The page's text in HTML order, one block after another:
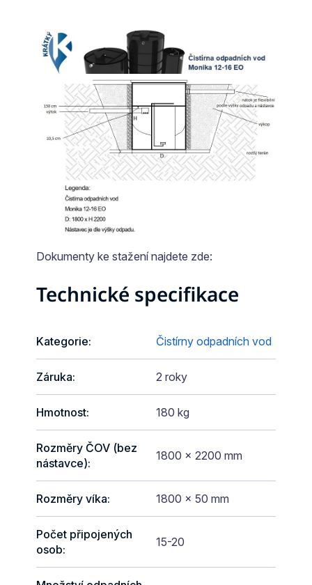
Dokumenty ke stažení najdete zde:
Technické specifikace
Kategorie: Čistírny odpadních vod
Záruka: 2 roky
Hmotnost: 180 kg
Rozměry ČOV (bez
nástavce):
1800 x 2200 mm
Rozměry víka: 1800 x 50 mm
Počet připojených
osob:
15-20